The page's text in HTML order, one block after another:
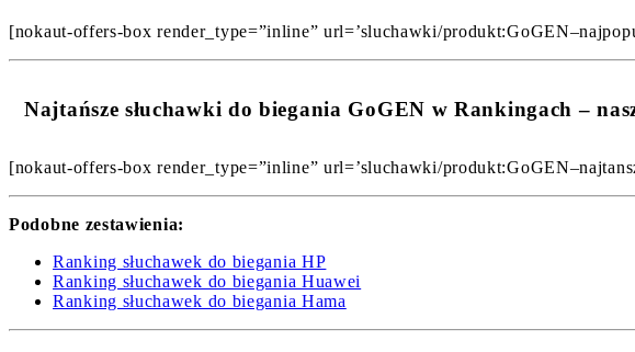
[nokaut-offers-box render_type=”inline” url=’sluchawki/
Najtańsze słuchawki do biegania GoGEN w Rankingach –
[nokaut-offers-box render_type=”inline” url=’sluchawki/
Podobne zestawienia:
Ranking słuchawek do biegania HP
Ranking słuchawek do biegania Huawei
Ranking słuchawek do biegania Hama